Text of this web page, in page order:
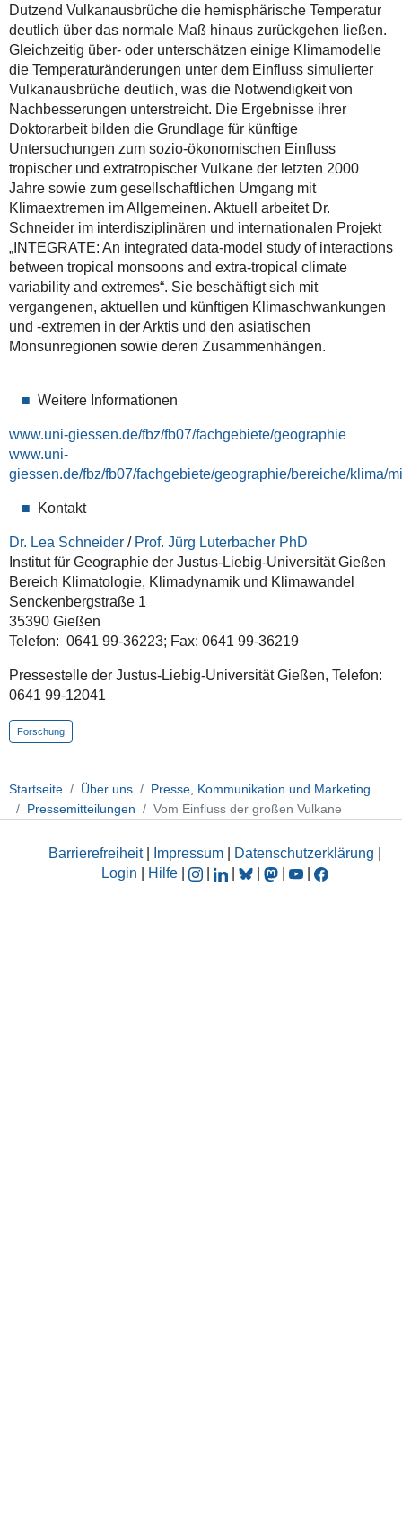
Dutzend Vulkanausbrüche die hemisphärische Temperatur
deutlich über das normale Maß hinaus zurückgehen ließen.
Gleichzeitig über- oder unterschätzen einige Klimamodelle
die Temperaturänderungen unter dem Einfluss simulierter
Vulkanausbrüche deutlich, was die Notwendigkeit von
Nachbesserungen unterstreicht. Die Ergebnisse ihrer
Doktorarbeit bilden die Grundlage für künftige
Untersuchungen zum sozio-ökonomischen Einfluss
tropischer und extratropischer Vulkane der letzten 2000
Jahre sowie zum gesellschaftlichen Umgang mit
Klimaextremen im Allgemeinen. Aktuell arbeitet Dr.
Schneider im interdisziplinären und internationalen Projekt
„INTEGRATE: An integrated data-model study of interactions
between tropical monsoons and extra-tropical climate
variability and extremes“. Sie beschäftigt sich mit
vergangenen, aktuellen und künftigen Klimaschwankungen
und -extremen in der Arktis und den asiatischen
Monsunregionen sowie deren Zusammenhängen.
Weitere Informationen
www.uni-giessen.de/fbz/fb07/fachgebiete/geographie
www.uni-
giessen.de/fbz/fb07/fachgebiete/geographie/bereiche/klima/
Kontakt
Dr. Lea Schneider/ Prof. Jürg Luterbacher PhD
Institut für Geographie der Justus-Liebig-Universität Gießen
Bereich Klimatologie, Klimadynamik und Klimawandel
Senckenbergstraße 1
35390 Gießen
Telefon: 0641 99-36223; Fax: 0641 99-36219
Pressestelle der Justus-Liebig-Universität Gießen, Telefon:
0641 99-12041
Forschung
Startseite Über uns
Presse, Kommunikation und Marketing
Pressemitteilungen
Vom Einfluss der großen Vulkane
Barrierefreiheit| Impressum Datenschutzerklärung
Login
Hilfe